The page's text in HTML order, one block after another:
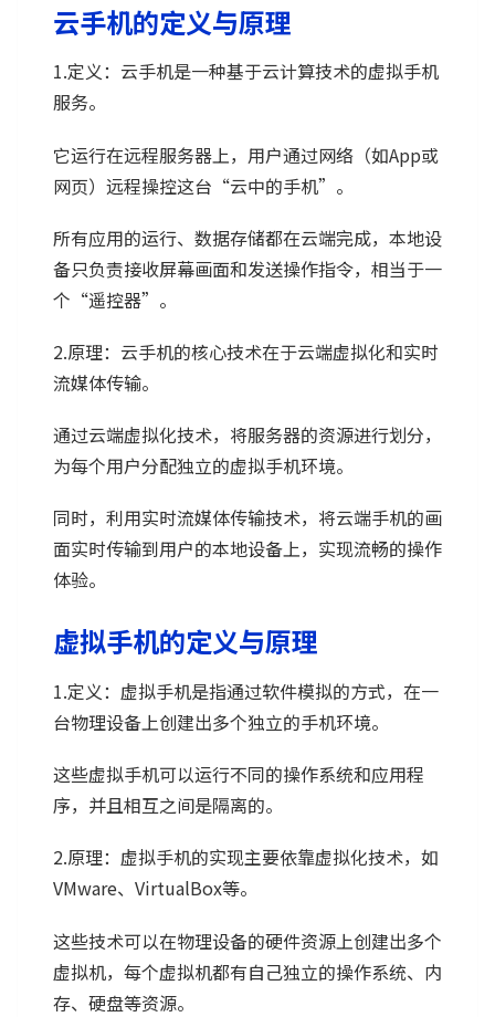
云手机的定义与原理
1.定义：云手机是一种基于云计算技术的虚拟手机
服务。
它运行在远程服务器上，用户通过网络（如App或
网页）远程操控这台“云中的手机”。
所有应用的运行、数据存储都在云端完成，本地设
备只负责接收屏幕画面和发送操作指令，相当于一
个“遥控器”。
2.原理：云手机的核心技术在于云端虚拟化和实时
流媒体传输。
通过云端虚拟化技术，将服务器的资源进行划分，
为每个用户分配独立的虚拟手机环境。
同时，利用实时流媒体传输技术，将云端手机的画
面实时传输到用户的本地设备上，实现流畅的操作
体验。
虚拟手机的定义与原理
1.定义：虚拟手机是指通过软件模拟的方式，在一
台物理设备上创建出多个独立的手机环境。
这些虚拟手机可以运行不同的操作系统和应用程
序，并且相互之间是隔离的。
2.原理：虚拟手机的实现主要依靠虚拟化技术，如
VMware、VirtualBox等。
这些技术可以在物理设备的硬件资源上创建出多个
虚拟机，每个虚拟机都有自己独立的操作系统、内
存、硬盘等资源。